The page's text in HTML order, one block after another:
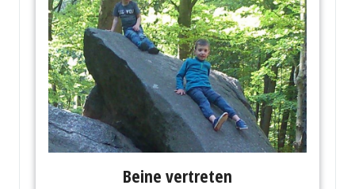
Beine vertreten